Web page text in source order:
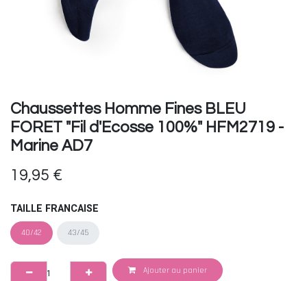
Chaussettes Homme Fines BLEU
FORET "Fil d'Ecosse 100%" HFM2719 -
Marine AD7
19,95 €
TAILLE FRANCAISE
40/42 43/45
Ajouter au panier